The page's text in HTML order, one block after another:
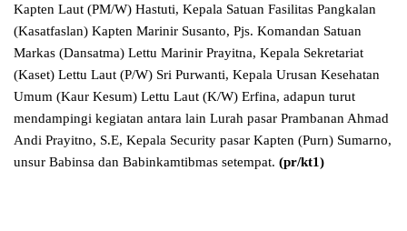
Kapten Laut (PM/W) Hastuti, Kepala Satuan Fasilitas Pangkalan
(Kasatfaslan) Kapten Marinir Susanto, Pjs. Komandan Satuan
Markas (Dansatma) Lettu Marinir Prayitna, Kepala Sekretariat
(Kaset) Lettu Laut (P/W) Sri Purwanti, Kepala Urusan Kesehatan
Umum (Kaur Kesum) Lettu Laut (K/W) Erfina, adapun turut
mendampingi kegiatan antara lain Lurah pasar Prambanan Ahmad
Andi Prayitno, S.E, Kepala Security pasar Kapten (Purn) Sumarno,
unsur Babinsa dan Babinkamtibmas setempat. (pr/kt1)